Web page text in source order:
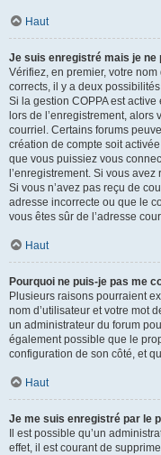
Haut
Je suis enregistré mais je ne
Vérifiez, en premier, votre nom
corrects, il y a deux
Si la gestion COPPA est
lors de l’enregistrement,
courriel. Certains forums
création de compte soit
que vous puissiez vous
l’enregistrement. Si vous
Si vous n’avez pas reçu de
adresse incorrecte ou que le
vous êtes sûr de l’adresse
Haut
Pourquoi ne puis-je pas me
Plusieurs raisons pourraient
nom d’utilisateur et votre mot
un administrateur du forum
également possible que le
configuration de son côté, et
Haut
Je me suis enregistré par le
Il est possible qu’un
effet, il est courant de